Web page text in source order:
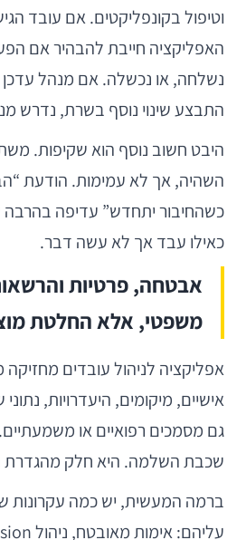
וטיפול בקונפליקטים. אם עובד
האפליקציה חייבת להבהיר אם
נשלחה, או נכשלה. אם מנהל עדכן
התבצע שינוי נוסף בשרת, נדרש
היבט חשוב נוסף הוא שקיפות.
השהיה, אך לא עמימות. הודעת
כשהחיבור יתחדש” עדיפה
כאילו עבד אך לא עשה דבר.
אבטחה, פרטיות
משפטי, אלא החלטת
אפליקציה לניהול עובדים
אישיים, מיקומים, היעדרויות,
גם מסמכים רפואיים או
שכבת השלמה. היא חלק מהגדרת
ברמה המעשית, יש כמה עקרונות